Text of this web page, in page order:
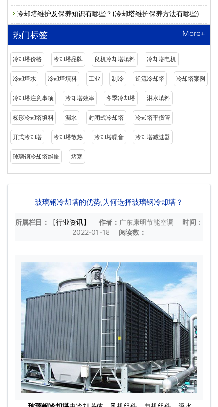
冷却塔维护及保养知识有哪些？(冷却塔维护保养方法有哪些)
热门标签 More+
冷却塔价格 冷却塔品牌 良机冷却塔填料 冷却塔电机
冷却塔水 冷却塔填料 工业 制冷 逆流冷却塔 冷却塔案例
冷却塔注意事项 冷却塔效率 冬季冷却塔 淋水填料
梯形冷却塔填料 漏水 封闭式冷却塔 冷却塔平衡管
开式冷却塔 冷却塔散热 冷却塔噪音 冷却塔减速器
玻璃钢冷却塔维修 堵塞
玻璃钢冷却塔的优势,为何选择玻璃钢冷却塔？
所属栏目： 【行业资讯】 作者： 广东康明节能空调
时间：
2022-01-18
阅读数：